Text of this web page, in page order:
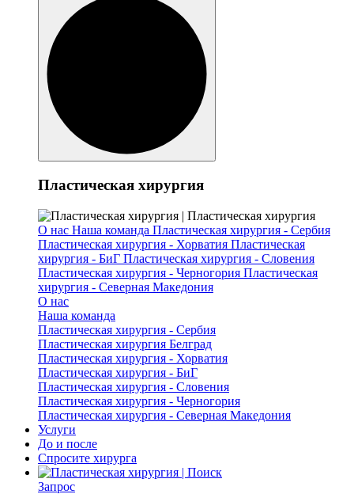
Пластическая хирургия
О нас Наша команда Пластическая хирургия - Сербия
Пластическая хирургия - Хорватия Пластическая
хирургия - БиГ Пластическая хирургия - Словения
Пластическая хирургия - Черногория Пластическая
хирургия - Северная Македония
О нас
Наша команда
Пластическая хирургия - Сербия
Пластическая хирургия Белград
Пластическая хирургия - Хорватия
Пластическая хирургия - БиГ
Пластическая хирургия - Словения
Пластическая хирургия - Черногория
Пластическая хирургия - Северная Македония
Услуги
До и после
Спросите хирурга
Запрос